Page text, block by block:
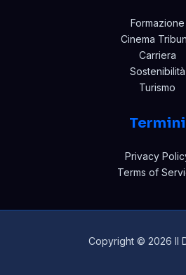
Formazione
Cinema
Carriera
Sostenibilità
Turismo
Termini
Privacy
Terms of
Copyright © 2026 Il